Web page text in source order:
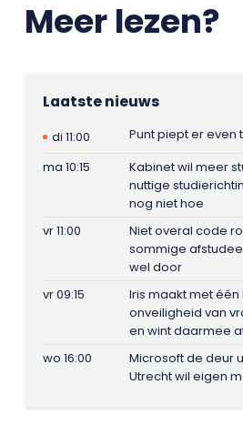
Meer lezen?
Laatste nieuws
di 11:00
Punt piept er even
ma 10:15
Kabinet wil meer
nuttige
nog niet hoe
vr 11:00
Niet overal code
sommige
wel door
vr 09:15
Iris maakt met
onveiligheid van
en wint daarmee
wo 16:00
Microsoft de deur
Utrecht wil eigen